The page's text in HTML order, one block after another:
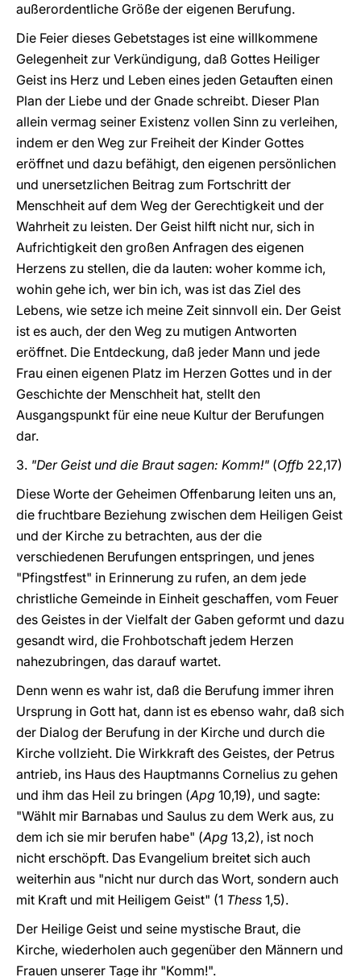
außerordentliche Größe der eigenen Berufung.
Die Feier dieses Gebetstages ist eine willkommene
Gelegenheit zur Verkündigung, daß Gottes Heiliger
Geist ins Herz und Leben eines jeden Getauften einen
Plan der Liebe und der Gnade schreibt. Dieser Plan
allein vermag seiner Existenz vollen Sinn zu verleihen,
indem er den Weg zur Freiheit der Kinder Gottes
eröffnet und dazu befähigt, den eigenen persönlichen
und unersetzlichen Beitrag zum Fortschritt der
Menschheit auf dem Weg der Gerechtigkeit und der
Wahrheit zu leisten. Der Geist hilft nicht nur, sich in
Aufrichtigkeit den großen Anfragen des eigenen
Herzens zu stellen, die da lauten: woher komme ich,
wohin gehe ich, wer bin ich, was ist das Ziel des
Lebens, wie setze ich meine Zeit sinnvoll ein. Der Geist
ist es auch, der den Weg zu mutigen Antworten
eröffnet. Die Entdeckung, daß jeder Mann und jede
Frau einen eigenen Platz im Herzen Gottes und in der
Geschichte der Menschheit hat, stellt den
Ausgangspunkt für eine neue Kultur der Berufungen
dar.
3. "Der Geist und die Braut sagen: Komm!" (Offb 22,17)
Diese Worte der Geheimen Offenbarung leiten uns an,
die fruchtbare Beziehung zwischen dem Heiligen Geist
und der Kirche zu betrachten, aus der die
verschiedenen Berufungen entspringen, und jenes
"Pfingstfest" in Erinnerung zu rufen, an dem jede
christliche Gemeinde in Einheit geschaffen, vom Feuer
des Geistes in der Vielfalt der Gaben geformt und dazu
gesandt wird, die Frohbotschaft jedem Herzen
nahezubringen, das darauf wartet.
Denn wenn es wahr ist, daß die Berufung immer ihren
Ursprung in Gott hat, dann ist es ebenso wahr, daß sich
der Dialog der Berufung in der Kirche und durch die
Kirche vollzieht. Die Wirkkraft des Geistes, der Petrus
antrieb, ins Haus des Hauptmanns Cornelius zu gehen
und ihm das Heil zu bringen (Apg 10,19), und sagte:
"Wählt mir Barnabas und Saulus zu dem Werk aus, zu
dem ich sie mir berufen habe" (Apg 13,2), ist noch
nicht erschöpft. Das Evangelium breitet sich auch
weiterhin aus "nicht nur durch das Wort, sondern auch
mit Kraft und mit Heiligem Geist" (1 Thess 1,5).
Der Heilige Geist und seine mystische Braut, die
Kirche, wiederholen auch gegenüber den Männern und
Frauen unserer Tage ihr "Komm!".